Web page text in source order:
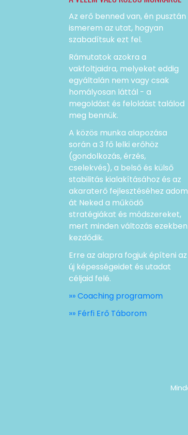
Az erő benned van, én pusztán
ismerem az utat, hogyan
szabadítsuk ezt fel.
Rámutatok azokra a
vakfoltjaidra, melyeket eddig
egyáltalán nem vagy csak
homályosan láttál - a
megoldást és feloldást találod
meg bennük.
A közös munka alapozása
során a 3 fő lelki erőhöz
(gondolkozás, érzés,
cselekvés), a belső és külső
stabilitás kialakításához és az
akaraterő fejlesztéséhez adom
át Neked a működő
stratégiákat és módszereket,
mert minden változás ezekben
kezdődik.
Erre az alapra fogjuk építeni az
új képességeidet és utadat
céljaid felé.
»» Coaching programom
»» Férfi Erő Táborom